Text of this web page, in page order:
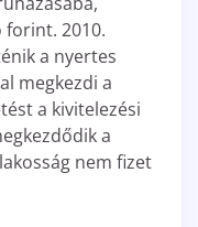
forint. 2010.
a nyertes
megkezdi a
a kivitelezési
a
nem fizet